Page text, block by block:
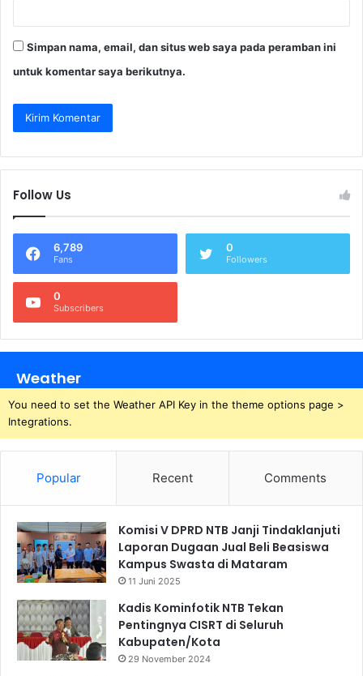
Simpan nama, email, dan situs web saya pada peramban ini
untuk komentar saya berikutnya.
Follow Us
6,789
Fans
0
Followers
0
Subscribers
Weather
You need to set the Weather API Key in the theme options page >
Integrations.
Popular Recent Comments
Komisi V DPRD NTB Janji Tindaklanjuti
Laporan Dugaan Jual Beli Beasiswa
Kampus Swasta di Mataram
11 Juni 2025
Kadis Kominfotik NTB Tekan
Pentingnya CISRT di Seluruh
Kabupaten/Kota
29 November 2024